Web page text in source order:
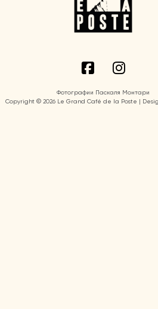
Фотографии Паскаля Монтари
Copyright © 2026 Le Grand Café de la Poste |